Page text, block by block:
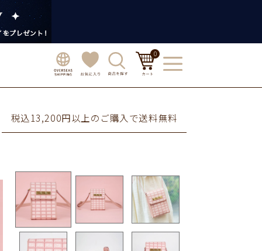
0
税込13,200円以上のご購入で送料無料